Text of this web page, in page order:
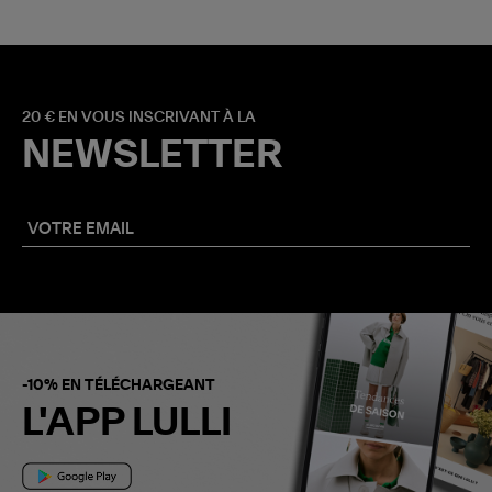
20 € EN VOUS INSCRIVANT À LA
NEWSLETTER
-10% EN TÉLÉCHARGEANT
L'APP LULLI